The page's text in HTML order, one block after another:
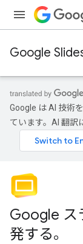
Google
Google は AI 技術
ています。AI 翻訳
Google ス
発する。